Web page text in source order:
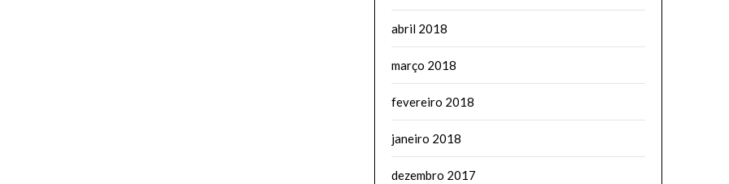
abril 2018
março 2018
fevereiro 2018
janeiro 2018
dezembro 2017